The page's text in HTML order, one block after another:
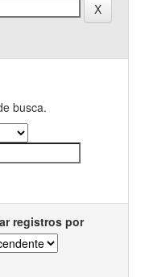
busca.
registros por